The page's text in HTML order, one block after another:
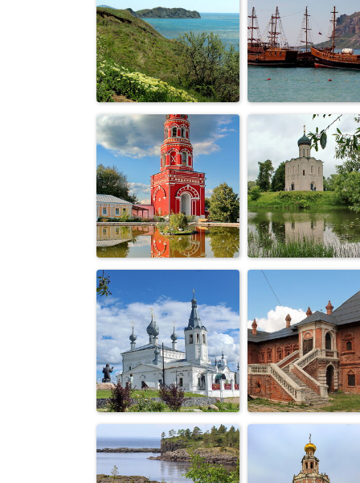
Москва,район
Измайлово,закат
дача
Коровина в
Охотино
вид на мыс
Хамелеон
кораблики в
заливе
колокольня в
монастыре
Давидова
пустынь
церковь
на Нерли